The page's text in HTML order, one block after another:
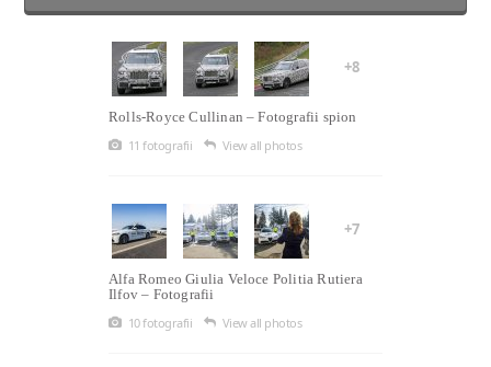
+8
Rolls-Royce Cullinan – Fotografii spion
11 fotografii
View all photos
+7
Alfa Romeo Giulia Veloce Politia Rutiera
Ilfov – Fotografii
10 fotografii
View all photos